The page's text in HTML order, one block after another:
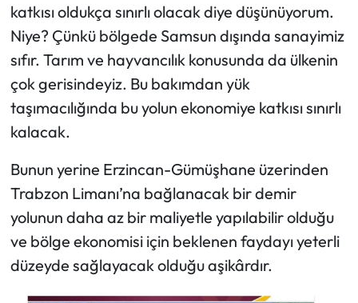
katkısı oldukça sınırlı olacak diye düşünüyorum.
Niye? Çünkü bölgede Samsun dışında sanayimiz
sıfır. Tarım ve hayvancılık konusunda da ülkenin
çok gerisindeyiz. Bu bakımdan yük
taşımacılığında bu yolun ekonomiye katkısı sınırlı
kalacak.
Bunun yerine Erzincan-Gümüşhane üzerinden
Trabzon Limanı’na bağlanacak bir demir
yolunun daha az bir maliyetle yapılabilir olduğu
ve bölge ekonomisi için beklenen faydayı yeterli
düzeyde sağlayacak olduğu aşikârdır.